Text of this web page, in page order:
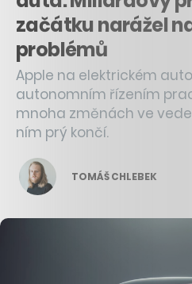
začátku narážel
problémů
Apple na elektrickém
autonomním řízením
mnoha změnách ve
ním prý končí.
TOMÁŠ CHLEBEK